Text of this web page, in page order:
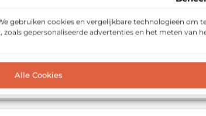
gebruiken cookies en vergelijkbare technologieën
gepersonaliseerde advertenties en het meten van
Alle Cookies
tijd bespaar je met prefab